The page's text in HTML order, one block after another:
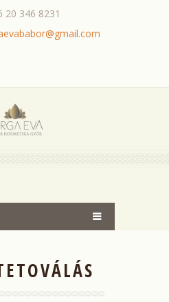
20 346 8231